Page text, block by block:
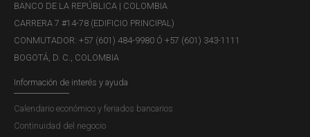
MIÉRCOLES, 5 DE AGOSTO DE 2026
Reporte de Mercados Financieros - II
trimestre de 2026
BANCO DE LA REPÚBLICA | COLOMBIA
CARRERA 7 #14-78 (EDIFICIO PRINCIPAL)
CONMUTADOR: +57 (601) 484-9980 Ó +57 (601) 343-1111
BOGOTÁ, D. C., COLOMBIA
Información de interés y ayuda
Calendario económico y feriados bancarios
Continuidad del negocio